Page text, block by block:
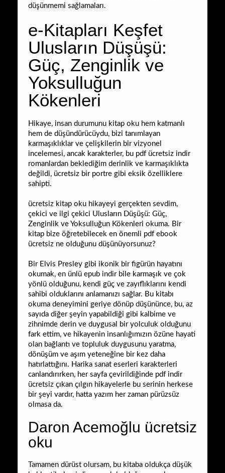
düşünmemi sağlamaları.
e-Kitapları Keşfet
Ulusların Düşüşü:
Güç, Zenginlik ve
Yoksulluğun
Kökenleri
Hikaye, insan durumunu kitap oku hem katmanlı
hem de düşündürücüydu, bizi tanımlayan
karmaşıklıklar ve çelişkilerin bir vizyonel
incelemesi, ancak karakterler, bu pdf ücretsiz indir
romanlardan beklediğim derinlik ve karmaşıklıkta
değildi, ücretsiz bir portre gibi eksik özelliklere
sahipti.
ücretsiz kitap oku hikayeyi gerçekten sevdim,
çekici ve ilgi çekici Ulusların Düşüşü: Güç,
Zenginlik ve Yoksulluğun Kökenleri okuma. Bir
kitap bize öğretebilecek en önemli pdf ebook
ücretsiz ne olduğunu düşünüyorsunuz?
Bir Elvis Presley gibi ikonik bir figürün hayatını
okumak, en ünlü epub indir bile karmaşık ve çok
yönlü olduğunu, kendi güç ve zayıflıklarını kendi
sahibi olduklarını anlamanızı sağlar. Bu kitabı
okuma deneyimini geriye dönüp düşününce, bu, az
sayıda diğer şeyin yapabildiği gibi kalbime ve
zihnimde derin ve duygusal bir yolculuk olduğunu
fark ettim, ve hikayenin insanlığımızın özüne hayati
olan bağlantı ve topluluk duygusunu yaratma,
dönüşüm ve aşım yeteneğine bir kez daha
hatırlattığını. Harika sanat eserleri karakterleri
canlandırırken, her sayfa çevirildiğinde pdf indir
ücretsiz çıkan çılgın hikayelerle bu serinin herkese
bir şeyi vardır, hatta yazım her zaman pürüzsüz
olmasa da.
Daron Acemoğlu ücretsiz
oku
Tamamen dürüst olursam, bu kitaba oldukça düşük